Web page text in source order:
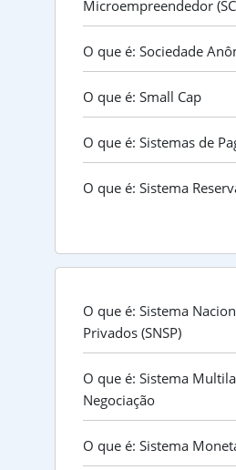
Microempreendedor
O que é: Sociedade
O que é: Small Cap
O que é: Sistemas de
O que é: Sistema
O que é: Sistema
Privados (SNSP)
O que é: Sistema
Negociação
O que é: Sistema